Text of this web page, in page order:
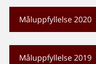
Måluppfyllelse 2020
Måluppfyllelse 2019